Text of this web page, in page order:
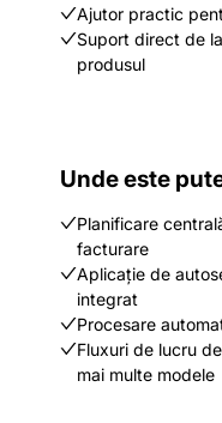
Ajutor practic
Suport direct de
produsul
Unde este
Planificare
facturare
Aplicație de
integrat
Procesare
Fluxuri de lucru
mai multe modele